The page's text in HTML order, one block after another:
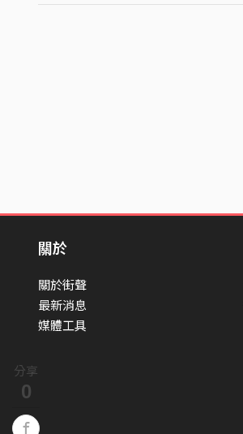
分享
0
關於
關於街聲
最新消息
媒體工具